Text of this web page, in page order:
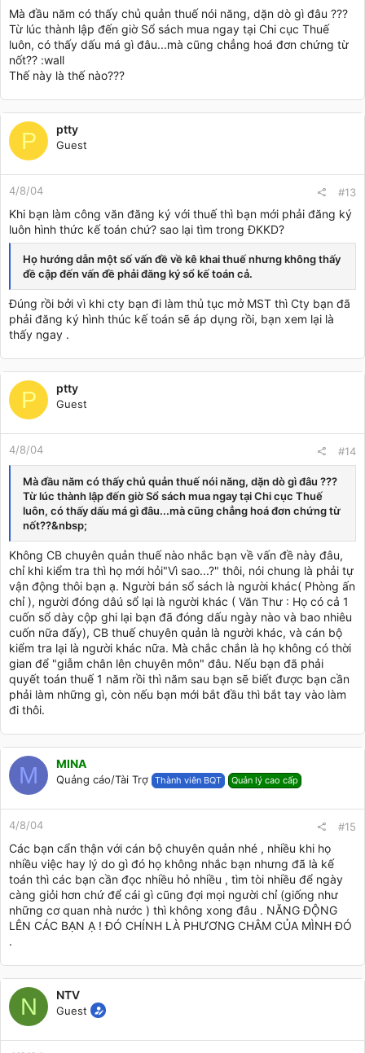
Nhấn để mở rộng...
đăng ký sổ kế toán :wall .
Đăng ký hình thức kế toán ( kế toán máy tính hay kế toán tay) là
thủ tục mà công ty cần ĐK với chi cục thuế sau khi được cấp
MST.
Nếu làm kế toán bằng tay thì đầu niên độ kế toán bạn phải :
đóng dấu giáp lai từng trang, xác nhận đã đăng ký với chi
cục thuế thì mới được phép sử dụng.
Còn nếu sử dụng excel hay phần mềm thì giống như chị Mina
To cam to 80 : ở TP HCM nếu bạn đăng ký làm kế toán
bằng máy thì phải làm công văn gửi đến cục thuế tại thời
điểm đầu niên độ kế toán và hàng tháng (tùy theo chi cục
thuế ) yêu cầu tụi này in sổ sách ra và vác lên cho quản lý
đóng dấu đó bạn ......
Nhấn để mở rộng...
Đây là mình nói ở HCM thì làm như vậy, nhưng ở HN thì mình
nghĩ có thể thủ tục sẽ khác.
Mà đầu năm có thấy chủ quản thuế nói năng, dặn dò gì đâu ???
Từ lúc thành lập đến giờ Sổ sách mua ngay tại Chi cục Thuế
luôn, có thấy dấu má gì đâu...mà cũng chẳng hoá đơn chứng từ
nốt?? :wall
Thế này là thế nào???
P ptty
Guest
4/8/04 #13
Khi bạn làm công văn đăng ký với thuế thì bạn mới phải đăng ký
luôn hình thức kế toán chứ? sao lại tìm trong ĐKKD?
Họ hướng dẫn một số vấn đề về kê khai thuế nhưng không thấy
đề cập đến vấn đề phải đăng ký sổ kế toán cả.
Đúng rồi bởi vì khi cty bạn đi làm thủ tục mở MST thì Cty bạn đã
phải đăng ký hình thúc kế toán sẽ áp dụng rồi, bạn xem lại là
thấy ngay .
P ptty
Guest
4/8/04 #14
Mà đầu năm có thấy chủ quản thuế nói năng, dặn dò gì đâu ???
Từ lúc thành lập đến giờ Sổ sách mua ngay tại Chi cục Thuế
luôn, có thấy dấu má gì đâu...mà cũng chẳng hoá đơn chứng từ
nốt??&nbsp;
Không CB chuyên quản thuế nào nhắc bạn về vấn đề này đâu,
chỉ khi kiểm tra thì họ mới hỏi"Vì sao...?" thôi, nói chung là phải tự
vận động thôi bạn ạ. Người bán sổ sách là người khác( Phòng ấn
chỉ ), người đóng dâú sổ lại là người khác ( Văn Thư : Họ có cả 1
cuốn sổ dày cộp ghi lại bạn đã đóng dấu ngày nào và bao nhiêu
cuốn nữa đấy), CB thuế chuyên quản là người khác, và cán bộ
kiểm tra lại là người khác nữa. Mà chắc chắn là họ không có thời
gian để "giẫm chân lên chuyên môn" đâu. Nếu bạn đã phải
quyết toán thuế 1 năm rồi thì năm sau bạn sẽ biết được bạn cần
phải làm những gì, còn nếu bạn mới bắt đầu thì bắt tay vào làm
đi thôi.
M MINA
Quảng cáo/Tài Trợ Thành viên BQT Quản lý cao cấp
4/8/04 #15
Các bạn cẩn thận với cán bộ chuyên quản nhé , nhiều khi họ
nhiều việc hay lý do gì đó họ không nhắc bạn nhưng đã là kế
toán thì các bạn cần đọc nhiều hỏ nhiều , tìm tòi nhiều để ngày
càng giỏi hơn chứ để cái gì cũng đợi mọi người chỉ (giống như
những cơ quan nhà nước ) thì không xong đâu . NĂNG ĐỘNG
LÊN CÁC BẠN Ạ ! ĐÓ CHÍNH LÀ PHƯƠNG CHÂM CỦA MÌNH ĐÓ
.
N NTV
Guest